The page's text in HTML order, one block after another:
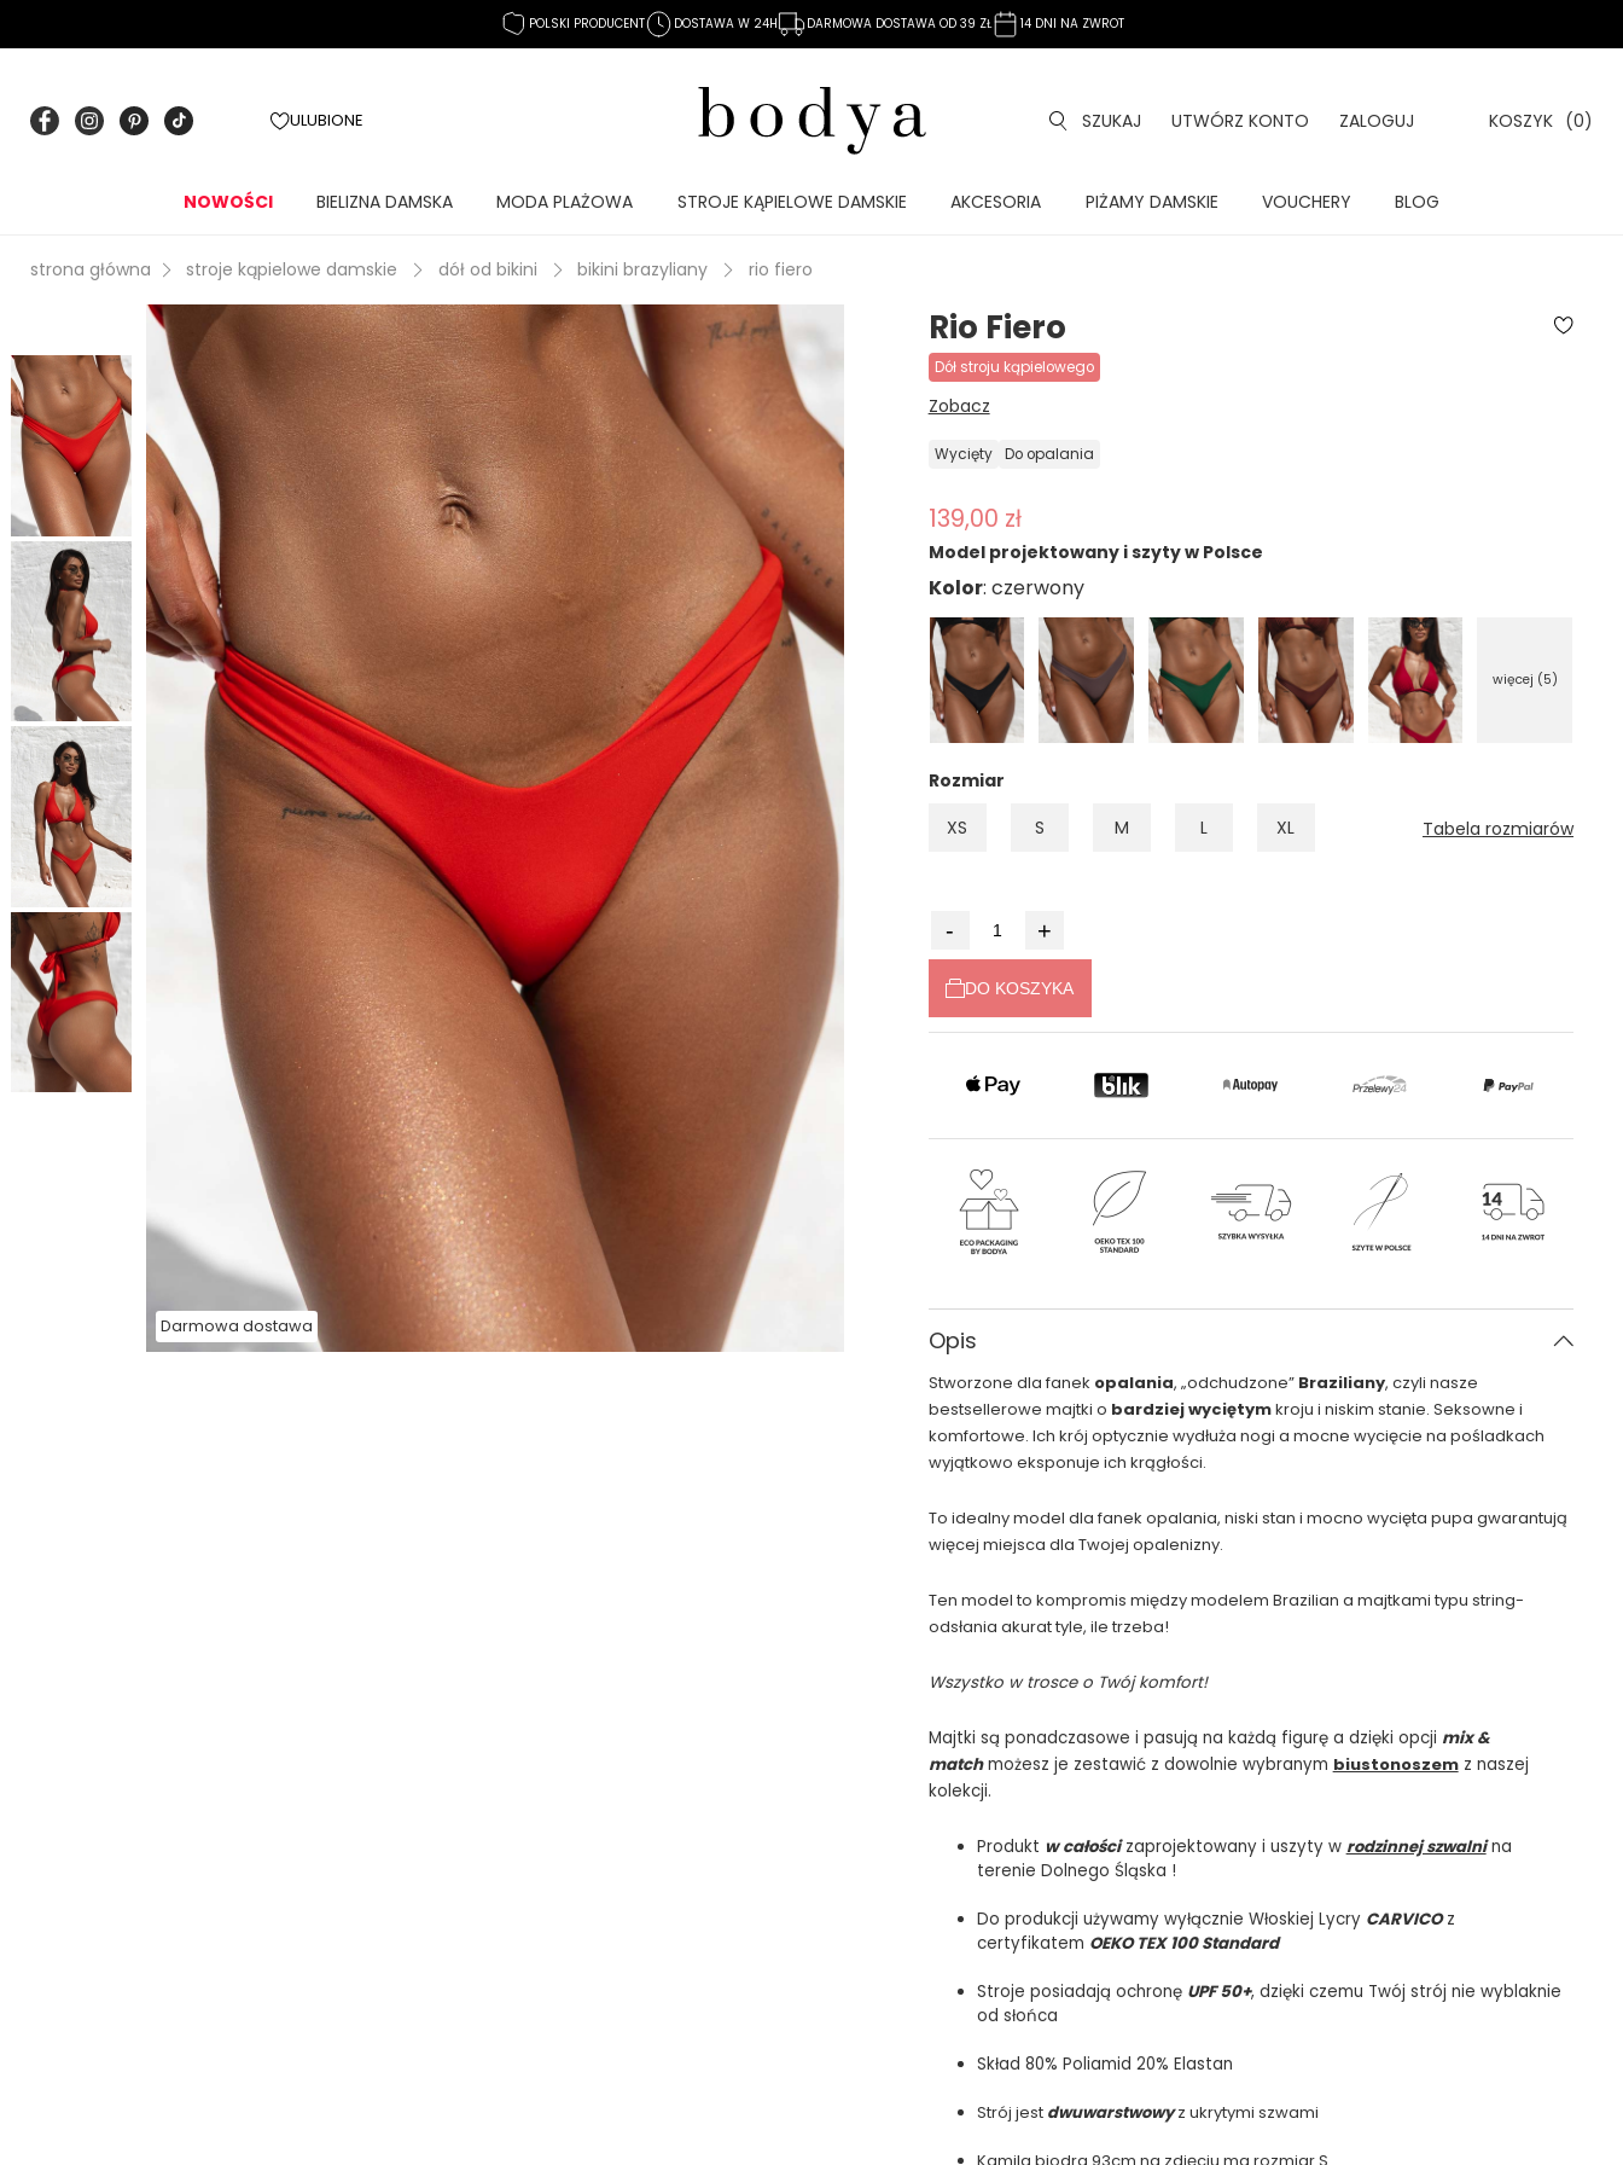
POLSKI PRODUCENT DOSTAWA W 24H DARMOWA DOSTAWA OD 39 ZŁ 14 DNI NA ZWROT
ULUBIONE SZUKAJ UTWÓRZ KONTO ZALOGUJ KOSZYK (0)
NOWOŚCI BIELIZNA DAMSKA MODA PLAŻOWA STROJE KĄPIELOWE DAMSKIE AKCESORIA PIŻAMY DAMSKIE VOUCHERY BLOG
strona główna stroje kąpielowe damskie dół od bikini bikini brazyliany rio fiero
Darmowa dostawa
Rio Fiero
dół stroju kąpielowego
Zobacz
wycięty do opalania
139,00 zł
Model projektowany i szyty w Polsce
Kolor
więcej (5)
Rozmiar
XS
S M L XL Tabela rozmiarów
- +
DO KOSZYKA
Opis
Stworzone dla fanek opalania, „odchudzone” Braziliany, czyli nasze
bestsellerowe majtki o bardziej wyciętymkroju i niskim stanie. Seksowne i
komfortowe. Ich krój optycznie wydłuża nogi a mocne wycięcie na pośladkach
wyjątkowo eksponuje ich krągłości.
To idealny model dla fanek opalania, niski stan i mocno wycięta pupa gwarantują
więcej miejsca dla Twojej opalenizny.
Ten model to kompromis między modelem Brazilian a majtkami typu string-
odsłania akurat tyle, ile trzeba!
Wszystko w trosce o Twój komfort!
Majtki są ponadczasowe i pasują na każdą figurę a dzięki opcji mix &
matchmożesz je zestawić z dowolnie wybranym biustonoszemz naszej
kolekcji.
Produkt w całościzaprojektowany i uszyty w rodzinnej szwalnina
terenie Dolnego Śląska !
Do produkcji używamy wyłącznie Włoskiej Lycry CARVICOz
certyfikatem OEKO TEX 100 Standard
Stroje posiadają ochronę UPF 50+, dzięki czemu Twój strój nie wyblaknie
od słońca
Skład 80% Poliamid 20% Elastan
Strój jest dwuwarstwowyz ukrytymi szwami